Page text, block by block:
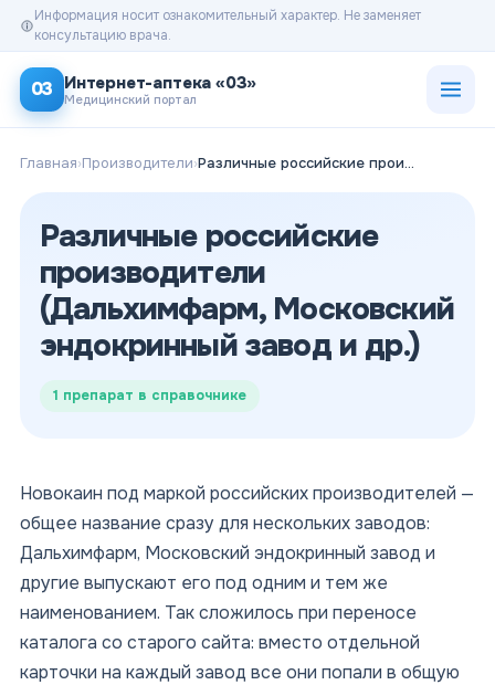
Информация носит ознакомительный характер. Не заменяет
консультацию врача.
03 Интернет-аптека «03»
Медицинский портал
Главная›Производители› Различные российские производители (Дальхимфарм, Московский эндокринный завод и др.)
Различные российские
производители
(Дальхимфарм, Московский
эндокринный завод и др.)
1 препарат в справочнике
Новокаин под маркой российских производителей —
общее название сразу для нескольких заводов:
Дальхимфарм, Московский эндокринный завод и
другие выпускают его под одним и тем же
наименованием. Так сложилось при переносе
каталога со старого сайта: вместо отдельной
карточки на каждый завод все они попали в общую